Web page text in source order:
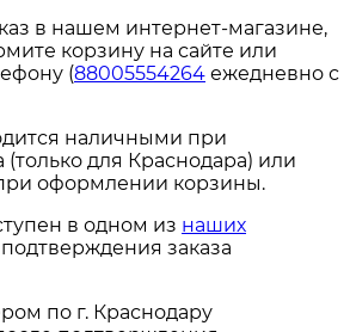
в нашем интернет-магазине,
корзину на сайте или
(88005554264 ежедневно с
наличными при
(только для Краснодара) или
оформлении корзины.
в одном из наших
заказа
по г. Краснодару